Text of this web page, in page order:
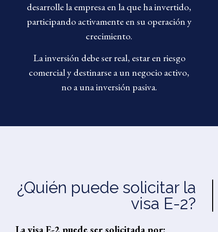
desarrolle la empresa en la que ha invertido,
participando activamente en su operación y
crecimiento.
La inversión debe ser real, estar en riesgo
comercial y destinarse a un negocio activo,
no a una inversión pasiva.
¿Quién puede solicitar la
visa E-2?